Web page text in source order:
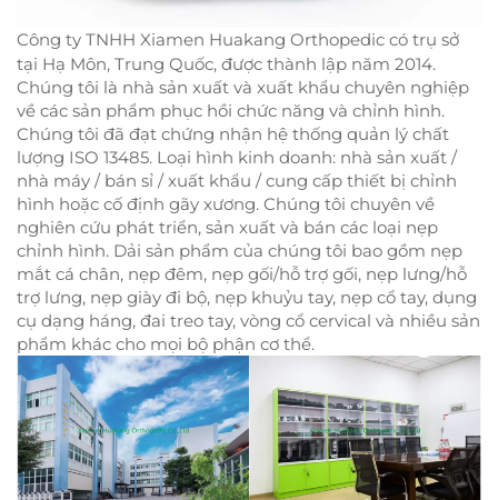
Công ty TNHH Xiamen Huakang Orthopedic có trụ sở
tại Hạ Môn, Trung Quốc, được thành lập năm 2014.
Chúng tôi là nhà sản xuất và xuất khẩu chuyên nghiệp
về các sản phẩm phục hồi chức năng và chỉnh hình.
Chúng tôi đã đạt chứng nhận hệ thống quản lý chất
lượng ISO 13485. Loại hình kinh doanh: nhà sản xuất /
nhà máy / bán sỉ / xuất khẩu / cung cấp thiết bị chỉnh
hình hoặc cố định gãy xương. Chúng tôi chuyên về
nghiên cứu phát triển, sản xuất và bán các loại nẹp
chỉnh hình. Dải sản phẩm của chúng tôi bao gồm nẹp
mắt cá chân, nẹp đêm, nẹp gối/hỗ trợ gối, nẹp lưng/hỗ
trợ lưng, nẹp giày đi bộ, nẹp khuỷu tay, nẹp cổ tay, dụng
cụ dạng háng, đai treo tay, vòng cổ cervical và nhiều sản
phẩm khác cho mọi bộ phận cơ thể.